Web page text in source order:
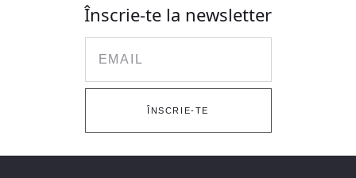
Înscrie-te la newsletter
ÎNSCRIE-TE